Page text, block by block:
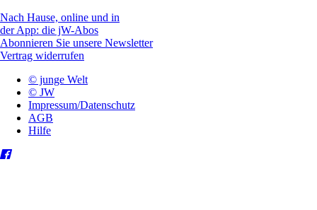
Nach Hause, online und in
der App: die jW-Abos
Abonnieren Sie unsere Newsletter
Vertrag widerrufen
© junge Welt
© JW
Impressum/Datenschutz
AGB
Hilfe